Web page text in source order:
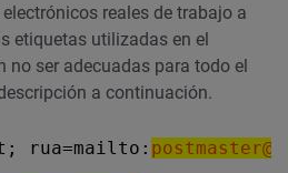
reales de trabajo a
etiquetas utilizadas en el
no ser adecuadas para todo el
a continuación.
rua=mailto: